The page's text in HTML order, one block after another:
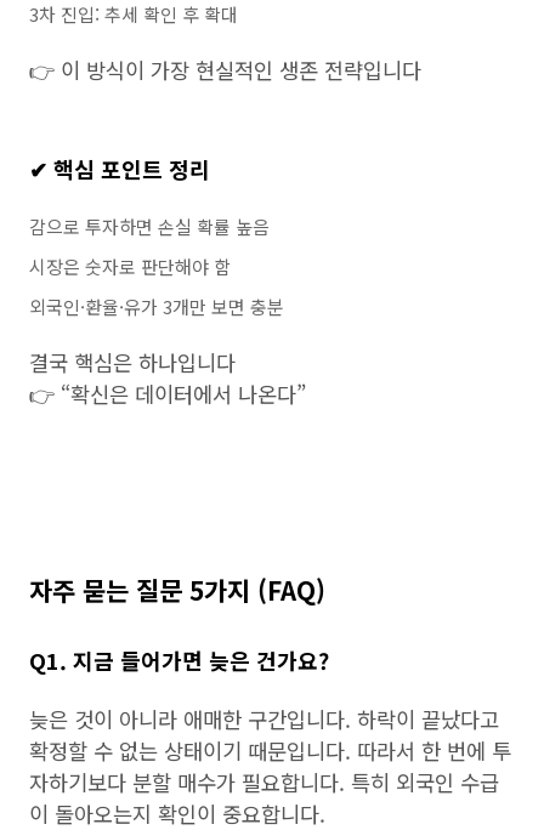
3차 진입: 추세 확인 후 확대
👉 이 방식이 가장 현실적인 생존 전략입니다
✔ 핵심 포인트 정리
감으로 투자하면 손실 확률 높음
시장은 숫자로 판단해야 함
외국인·환율·유가 3개만 보면 충분
결국 핵심은 하나입니다
👉 “확신은 데이터에서 나온다”
자주 묻는 질문 5가지 (FAQ)
Q1. 지금 들어가면 늦은 건가요?
늦은 것이 아니라 애매한 구간입니다. 하락이 끝났다고
확정할 수 없는 상태이기 때문입니다. 따라서 한 번에 투
자하기보다 분할 매수가 필요합니다. 특히 외국인 수급
이 돌아오는지 확인이 중요합니다.